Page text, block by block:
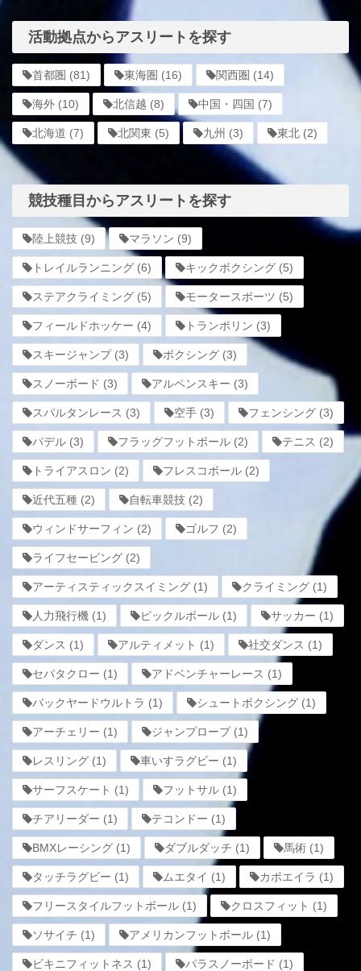
活動拠点からアスリートを探す
首都圏 (81) 東海圏 (16) 関西圏 (14)
海外 (10) 北信越 (8) 中国・四国 (7)
北海道 (7) 北関東 (5) 九州 (3) 東北 (2)
競技種目からアスリートを探す
陸上競技 (9) マラソン (9)
トレイルランニング (6) キックボクシング (5)
ステアクライミング (5) モータースポーツ (5)
フィールドホッケー (4) トランポリン (3)
スキージャンプ(3) ボクシング (3)
スノーボード (3) アルペンスキー (3)
スパルタンレース (3) 空手 (3) フェンシング (3)
パデル (3) フラッグフットボール (2) テニス (2)
トライアスロン (2) フレスコボール (2)
近代五種 (2) 自転車競技 (2)
ウィンドサーフィン (2) ゴルフ (2)
ライフセービング (2)
アーティスティックスイミング (1) クライミング (1)
人力飛行機 (1) ピックルボール (1) サッカー (1)
ダンス (1) アルティメット (1) 社交ダンス (1)
セパタクロー (1) アドベンチャーレース (1)
バックヤードウルトラ (1) シュートボクシング (1)
アーチェリー (1) ジャンプロープ(1)
レスリング (1) 車いすラグビー (1)
サーフスケート (1) フットサル (1)
チアリーダー (1) テコンドー (1)
BMXレーシング (1) ダブルダッチ (1) 馬術 (1)
タッチラグビー (1) ムエタイ (1) カポエイラ (1)
フリースタイルフットボール (1) クロスフィット (1)
ソサイチ (1) アメリカンフットボール (1)
ビキニフィットネス (1) パラスノーボード (1)